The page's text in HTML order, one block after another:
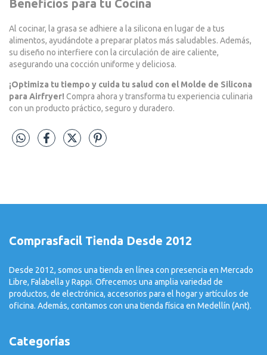
Beneficios para tu Cocina
Al cocinar, la grasa se adhiere a la silicona en lugar de a tus
alimentos, ayudándote a preparar platos más saludables. Además,
su diseño no interfiere con la circulación de aire caliente,
asegurando una cocción uniforme y deliciosa.
¡Optimiza tu tiempo y cuida tu salud con el Molde de Silicona
para Airfryer! Compra ahora y transforma tu experiencia culinaria
con un producto práctico, seguro y duradero.
Comprasfacil Tienda Desde 2012
Desde 2012, somos una tienda en línea con presencia en Mercado
Libre, Falabella y Rappi. Ofrecemos una amplia variedad de
productos, de electrónica, accesorios para el hogar y artículos de
oficina. Además, contamos con una tienda física en Medellín (Ant).
Categorías